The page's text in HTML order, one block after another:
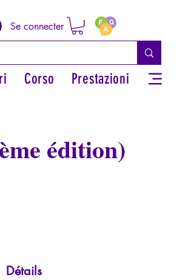
Se connecter
Corso Prestazioni
édition)
Détails